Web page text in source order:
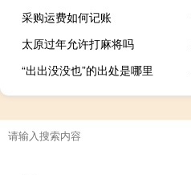
采购运费如何记账
太原过年允许打麻将吗
“出出没没也”的出处是哪里